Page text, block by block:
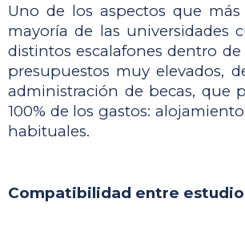
Uno de los aspectos que
mayoría de las universidades
distintos escalafones dentro
presupuestos muy elevados,
administración de becas, que
100% de los gastos:
habituales.
Compatibilidad entre